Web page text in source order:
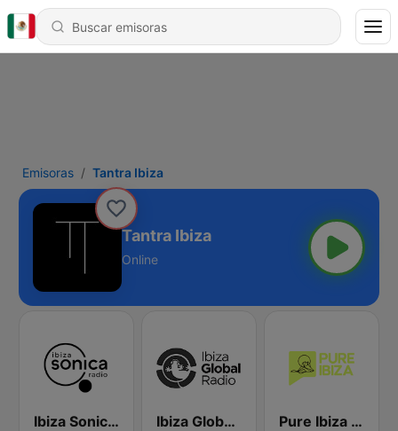
Emisoras Tantra Ibiza
Tantra Ibiza
Online
Ibiza Sonica Radio Ibiza Global Radio Pure Ibiza Radio